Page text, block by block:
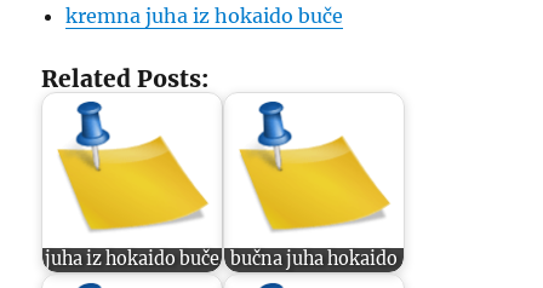
kremna juha iz hokaido buče
Related Posts:
juha iz hokaido buče bučna juha hokaido